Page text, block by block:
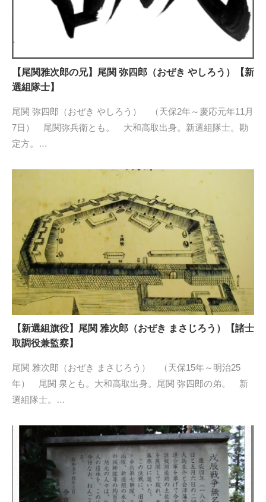
【尾関雅次郎の兄】尾関 弥四郎（おぜき やしろう）【新
選組隊士】
尾関 弥四郎（おぜき やしろう） （天保2年～慶応元年11月
7日） 尾関弥兵衛とも。 大和高取出身。新選組隊士。勘
定方。…
【新選組旗役】尾関 雅次郎（おぜき まさじろう）【諸士
取調役兼監察】
尾関 雅次郎（おぜき まさじろう） （天保15年～明治25
年） 尾関 泉とも。大和高取出身。尾関 弥四郎の弟。 新
選組隊士。…